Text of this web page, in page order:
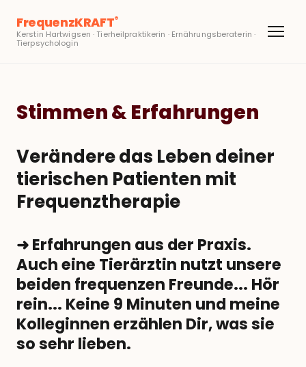
FrequenzKRAFT®
Kerstin Hartwigsen · Tierheilpraktikerin · Ernährungsberaterin ·
Tierpsychologin
Stimmen & Erfahrungen
Verändere das Leben deiner
tierischen Patienten mit
Frequenztherapie
➜ Erfahrungen aus der Praxis.
Auch eine Tierärztin nutzt unsere
beiden frequenzen Freunde... Hör
rein... Keine 9 Minuten und meine
Kolleginnen erzählen Dir, was sie
so sehr lieben.